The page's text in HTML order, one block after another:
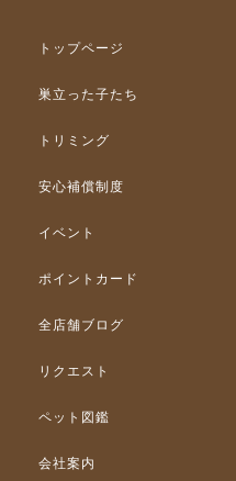
トップページ
巣立った子たち
トリミング
安心補償制度
イベント
ポイントカード
全店舗ブログ
リクエスト
ペット図鑑
会社案内